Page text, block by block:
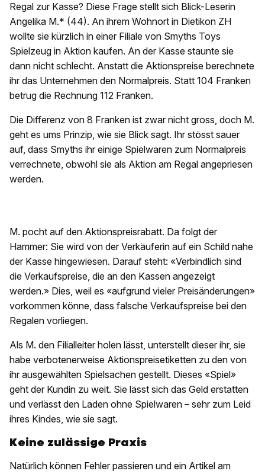
Regal zur Kasse? Diese Frage stellt sich Blick-Leserin
Angelika M.* (44). An ihrem Wohnort in Dietikon ZH
wollte sie kürzlich in einer Filiale von Smyths Toys
Spielzeug in Aktion kaufen. An der Kasse staunte sie
dann nicht schlecht. Anstatt die Aktionspreise berechnete
ihr das Unternehmen den Normalpreis. Statt 104 Franken
betrug die Rechnung 112 Franken.
Die Differenz von 8 Franken ist zwar nicht gross, doch M.
geht es ums Prinzip, wie sie Blick sagt. Ihr stösst sauer
auf, dass Smyths ihr einige Spielwaren zum Normalpreis
verrechnete, obwohl sie als Aktion am Regal angepriesen
werden.
M. pocht auf den Aktionspreisrabatt. Da folgt der
Hammer: Sie wird von der Verkäuferin auf ein Schild nahe
der Kasse hingewiesen. Darauf steht: «Verbindlich sind
die Verkaufspreise, die an den Kassen angezeigt
werden.» Dies, weil es «aufgrund vieler Preisänderungen»
vorkommen könne, dass falsche Verkaufspreise bei den
Regalen vorliegen.
Als M. den Filialleiter holen lässt, unterstellt dieser ihr, sie
habe verbotenerweise Aktionspreisetiketten zu den von
ihr ausgewählten Spielsachen gestellt. Dieses «Spiel»
geht der Kundin zu weit. Sie lässt sich das Geld erstatten
und verlässt den Laden ohne Spielwaren – sehr zum Leid
ihres Kindes, wie sie sagt.
Keine zulässige Praxis
Natürlich können Fehler passieren und ein Artikel am